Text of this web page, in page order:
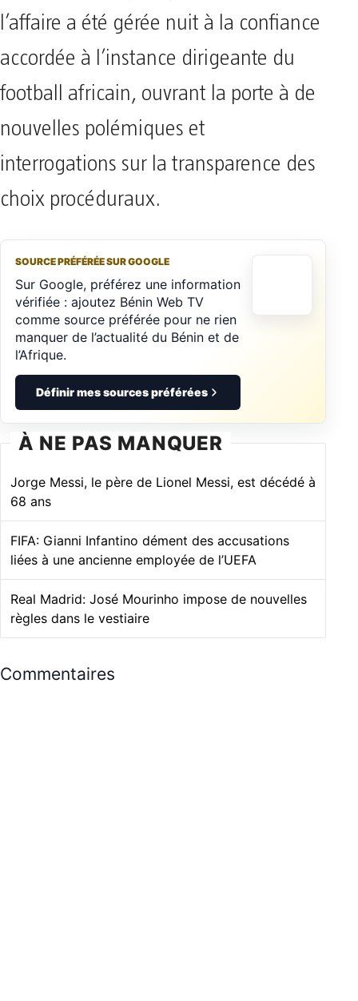
l’affaire a été gérée nuit à la confiance
accordée à l’instance dirigeante du
football africain, ouvrant la porte à de
nouvelles polémiques et
interrogations sur la transparence des
choix procéduraux.
SOURCE PRÉFÉRÉE SUR GOOGLE
Sur Google, préférez une information
vérifiée : ajoutez Bénin Web TV
comme source préférée pour ne rien
manquer de l’actualité du Bénin et de
l’Afrique.
Définir mes sources préférées
À NE PAS MANQUER
Jorge Messi, le père de Lionel Messi, est décédé à
68 ans
FIFA: Gianni Infantino dément des accusations
liées à une ancienne employée de l’UEFA
Real Madrid: José Mourinho impose de nouvelles
règles dans le vestiaire
Commentaires